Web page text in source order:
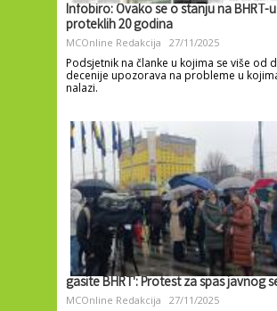
Infobiro: Ovako se o stanju na BHRT-
proteklih 20 godina
MCOnline Redakcija 27/11/2025
Podsjetnik na članke u kojima se više od
decenije upozorava na probleme u
nalazi.
gasite BHRT': Protest za spas javnog
MCOnline Redakcija 27/11/2025